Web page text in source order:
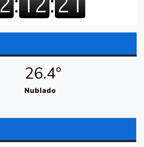
26.4º
Nublado